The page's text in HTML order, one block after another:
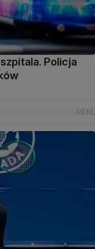
Policja